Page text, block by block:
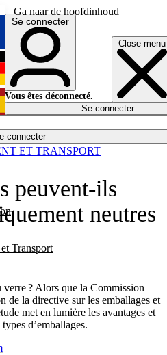
Ga naar de hoofdinhoud
Close menu
connecter
Transport
English
Deutsch
Español
Se connecter
Vous êtes déconnecté.
Se connecter
peuvent-ils
neutres
? Alors que la Commission
de la directive sur les emballages et
met en lumière les avantages et
d’emballages.
ET TRANSPORT